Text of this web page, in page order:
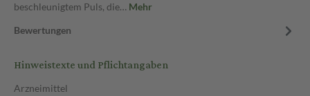
beschleunigtem Puls, die… Mehr
Bewertungen
Hinweistexte und Pflichtangaben
Arzneimittel